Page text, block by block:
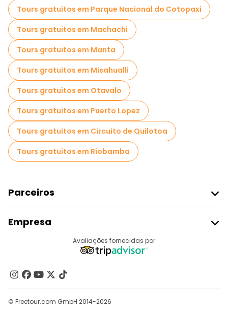
Tours gratuitos em Parque Nacional do Cotopaxi
Tours gratuitos em Machachi
Tours gratuitos em Manta
Tours gratuitos em Misahualli
Tours gratuitos em Otavalo
Tours gratuitos em Puerto Lopez
Tours gratuitos em Circuito de Quilotoa
Tours gratuitos em Riobamba
Parceiros
Registo Do Fornecedor
Programa De Afiliados
Empresa
Contacte-Nos
Grupos
Ajuda
Avaliações fornecidas por
© Freetour.com GmbH 2014-2026